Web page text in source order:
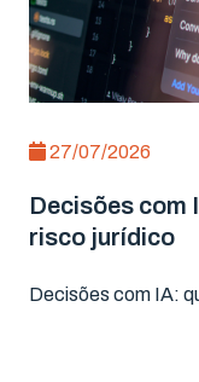
27/07/2026
Decisões com
risco jurídico
Decisões com IA: